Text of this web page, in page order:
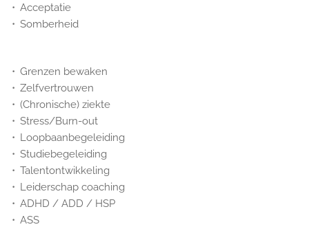
Acceptatie
Somberheid
Grenzen bewaken
Zelfvertrouwen
(Chronische) ziekte
Stress/Burn-out
Loopbaanbegeleiding
Studiebegeleiding
Talentontwikkeling
Leiderschap coaching
ADHD / ADD / HSP
ASS